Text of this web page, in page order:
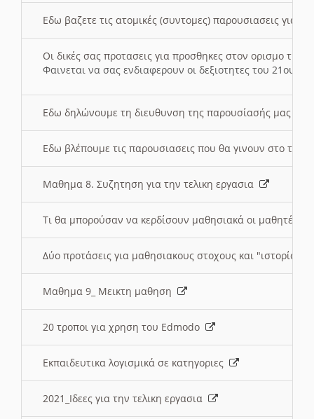
Εδω βαζετε τις ατομικές (συντομες) παρουσιασεις για
Οι δικές σας προτασεις για προσθηκες στον ορισμο
Φαινεται να σας ενδιαφερουν οι δεξιοτητες του 21ου
Εδω δηλώνουμε τη διευθυνση της παρουσίασής μας
Εδω βλέπουμε τις παρουσιασεις που θα γινουν στο
Μαθημα 8. Συζητηση για την τελικη εργασια
Τι θα μπορούσαν να κερδίσουν μαθησιακά οι μαθητές/
Δύο προτάσεις για μαθησιακους στοχους και "ιστορία"
Μαθημα 9_ Μεικτη μαθηση
20 τροποι για χρηση του Edmodo
Εκπαιδευτικα λογισμικά σε κατηγοριες
2021_Ιδεες για την τελικη εργασια